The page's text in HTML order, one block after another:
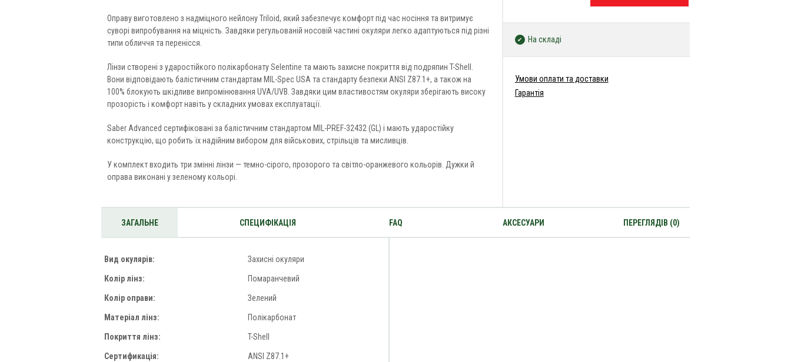
Оправу виготовлено з надміцного нейлону Triloid, який забезпечує комфорт під час носіння та витримує
суворі випробування на міцність. Завдяки регульованій носовій частині окуляри легко адаптуються під різні
типи обличчя та перенісся.
Лінзи створені з ударостійкого полікарбонату Selentine та мають захисне покриття від подряпин T-Shell.
Вони відповідають балістичним стандартам MIL-Spec USA та стандарту безпеки ANSI Z87.1+, а також на
100% блокують шкідливе випромінювання UVA/UVB. Завдяки цим властивостям окуляри зберігають високу
прозорість і комфорт навіть у складних умовах експлуатації.
Saber Advanced сертифіковані за балістичним стандартом MIL-PREF-32432 (GL) і мають ударостійку
конструкцію, що робить їх надійним вибором для військових, стрільців та мисливців.
У комплект входить три змінні лінзи — темно-сірого, прозорого та світло-оранжевого кольорів. Дужки й
оправа виконані у зеленому кольорі.
На складі
Умови оплати та доставки
Гарантія
ЗАГАЛЬНЕ СПЕЦИФІКАЦІЯ FAQ АКСЕСУАРИ ПЕРЕГЛЯДІВ (0)
Вид окулярів: Захисні окуляри
Колір лінз: Помаранчевий
Колір оправи: Зелений
Матеріал лінз: Полікарбонат
Покриття лінз: T-Shell
Сертификація: ANSI Z87.1+